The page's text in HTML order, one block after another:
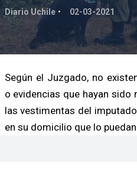
Diario Uchile 02-03-2021
Según el Juzgado, no
o evidencias que hayan
las vestimentas del
en su domicilio que lo